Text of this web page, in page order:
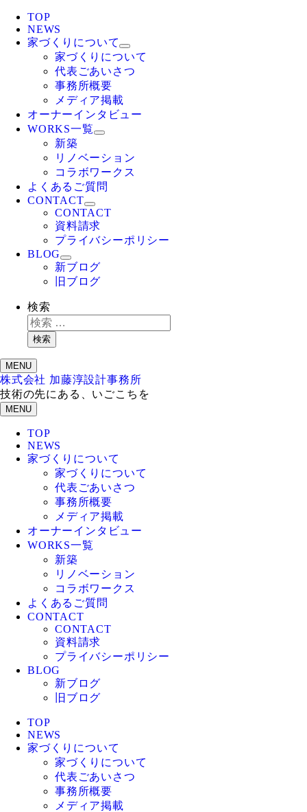
TOP
NEWS
家づくりについて
家づくりについて
代表ごあいさつ
事務所概要
メディア掲載
オーナーインタビュー
WORKS一覧
新築
リノベーション
コラボワークス
よくあるご質問
CONTACT
CONTACT
資料請求
プライバシーポリシー
BLOG
新ブログ
旧ブログ
検索
検索
MENU
株式会社 加藤淳設計事務所
技術の先にある、いごこちを
MENU
TOP
NEWS
家づくりについて
家づくりについて
代表ごあいさつ
事務所概要
メディア掲載
オーナーインタビュー
WORKS一覧
新築
リノベーション
コラボワークス
よくあるご質問
CONTACT
CONTACT
資料請求
プライバシーポリシー
BLOG
新ブログ
旧ブログ
TOP
NEWS
家づくりについて
家づくりについて
代表ごあいさつ
事務所概要
メディア掲載